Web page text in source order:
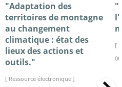
"Adaptation des
territoires de montagne
au changement
climatique : état des
lieux des actions et
outils."
[ Ressource électronique ]
[